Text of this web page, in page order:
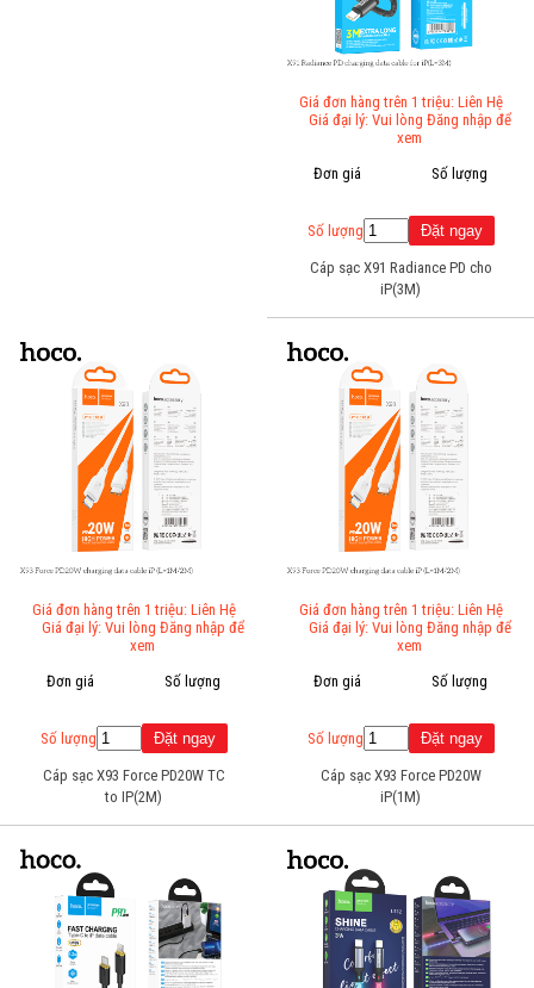
Giá đơn hàng trên 1 triệu: Liên Hệ
Giá đại lý: Vui lòng Đăng nhập để
xem
Đơn giá
Số lượng
Số lượng
Cáp sạc X91 Radiance PD cho
iP(3M)
Giá đơn hàng trên 1 triệu: Liên Hệ
Giá đại lý: Vui lòng Đăng nhập để
xem
Đơn giá
Số lượng
Số lượng
Cáp sạc X93 Force PD20W TC
to IP(2M)
Giá đơn hàng trên 1 triệu: Liên Hệ
Giá đại lý: Vui lòng Đăng nhập để
xem
Đơn giá
Số lượng
Số lượng
Cáp sạc X93 Force PD20W
iP(1M)